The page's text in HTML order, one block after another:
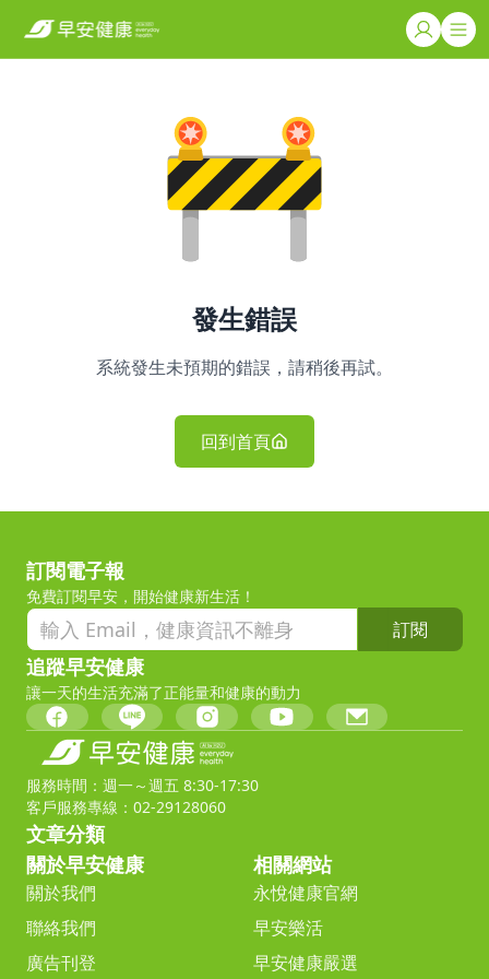
發生錯誤
系統發生未預期的錯誤，請稍後再試。
回到首頁
訂閱電子報
免費訂閱早安，開始健康新生活！
訂閱
追蹤早安健康
讓一天的生活充滿了正能量和健康的動力
服務時間：週一～週五 8:30-17:30
客戶服務專線：02-29128060
文章分類
關於早安健康
關於我們
聯絡我們
廣告刊登
相關網站
永悅健康官網
早安樂活
早安健康嚴選